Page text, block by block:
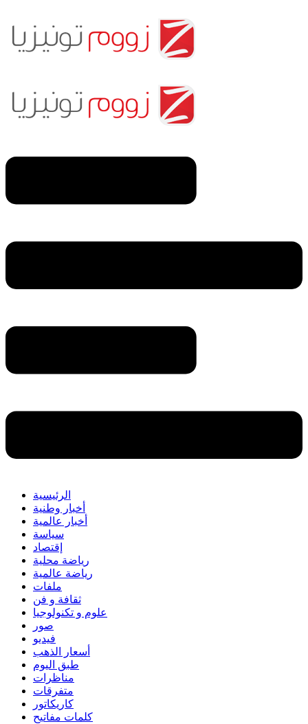
الرئيسية
أخبار وطنية
أخبار عالمية
سياسة
إقتصاد
رياضة محلية
رياضة عالمية
ملفات
ثقافة و فن
علوم و تكنولوجيا
صور
فيديو
أسعار الذهب
طبق اليوم
مناظرات
متفرقات
كاريكاتور
كلمات مفاتيح